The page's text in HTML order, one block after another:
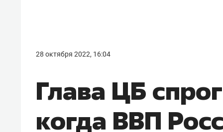
28 октября 2022, 16:04
Глава ЦБ
когда ВВП
правил, бизнес может
потерять минимум
полгода»